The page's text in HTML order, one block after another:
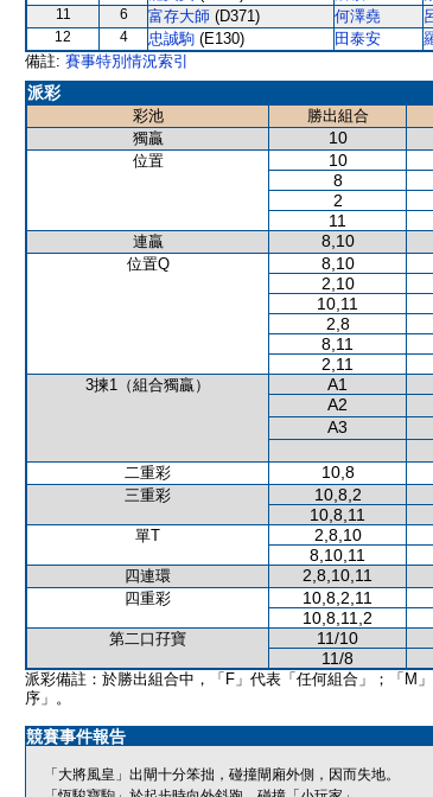
11
6 富存大師 (D371) 何澤堯
12
4 忠誠駒 (E130) 田泰安
備註: 賽事特別情況索引
派彩
彩池 勝出組合
獨贏
10
位置 10
8
2
11
連贏 8,10
位置Q 8,10
2,10
10,11
2,8
8,11
2,11
3揀1（組合獨贏） A1
A2
A3
二重彩
10,8
三重彩 10,8,2
10,8,11
單T 2,8,10
8,10,11
四連環 2,8,10,11
四重彩 10,8,2,11
10,8,11,2
第二口孖寶 11/10
11/8
派彩備註：於勝出組合中，「F」代表「任何組合」；「M
序」。
競賽事件報告
「大將風皇」出閘十分笨拙，碰撞閘廂外側，因而失地。